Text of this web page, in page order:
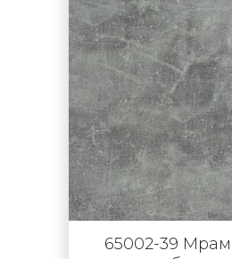
65002-39